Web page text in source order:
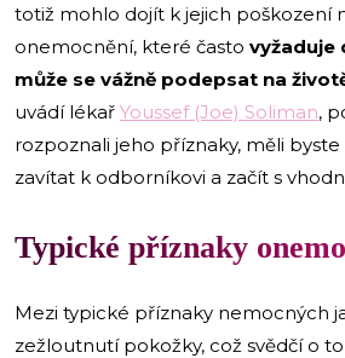
totiž mohlo dojít k jejich poškození
onemocnění, které často vyžaduje
může se vážně podepsat na
uvádí lékař Youssef (Joe) Soliman,
rozpoznali jeho příznaky, měli
zavítat k odborníkovi a začít s
Typické příznaky
Mezi typické příznaky nemocných
zežloutnutí pokožky, což svědčí o